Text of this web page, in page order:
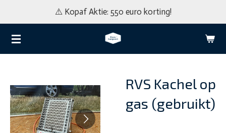
direct
naar
de
⚠️ Kopaf Aktie: 550 euro korting!
RVS Kachel op
gas (gebruikt)